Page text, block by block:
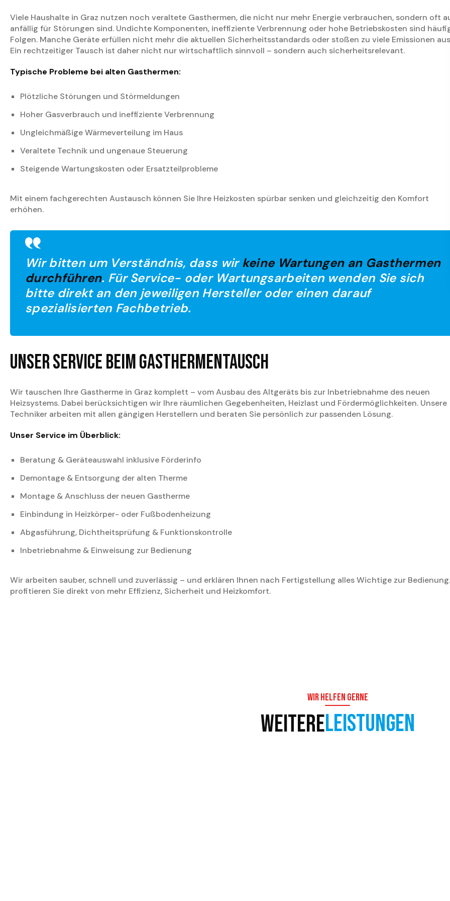
Viele Haushalte in Graz nutzen noch veraltete Gasthermen, die nicht nur mehr Energie verbrauchen, sondern oft
anfällig für Störungen sind. Undichte Komponenten, ineffiziente Verbrennung oder hohe Betriebskosten sind
Folgen. Manche Geräte erfüllen nicht mehr die aktuellen Sicherheitsstandards oder stoßen zu viele Emissionen
Ein rechtzeitiger Tausch ist daher nicht nur wirtschaftlich sinnvoll – sondern auch sicherheitsrelevant.
Typische Probleme bei alten Gasthermen:
Plötzliche Störungen und Störmeldungen
Hoher Gasverbrauch und ineffiziente Verbrennung
Ungleichmäßige Wärmeverteilung im Haus
Veraltete Technik und ungenaue Steuerung
Steigende Wartungskosten oder Ersatzteilprobleme
Mit einem fachgerechten Austausch können Sie Ihre Heizkosten spürbar senken und gleichzeitig den Komfort
erhöhen.
Wir bitten um Verständnis, dass wirkeine Wartungen an Gasthermen
durchführen. Für Service- oder Wartungsarbeiten wenden Sie sich
bitte direkt an den jeweiligen Hersteller oder einen darauf
spezialisierten Fachbetrieb.
Unser Service beim Gasthermentausch
Wir tauschen Ihre Gastherme in Graz komplett – vom Ausbau des Altgeräts bis zur Inbetriebnahme des neuen
Heizsystems. Dabei berücksichtigen wir Ihre räumlichen Gegebenheiten, Heizlast und Fördermöglichkeiten. Unsere
Techniker arbeiten mit allen gängigen Herstellern und beraten Sie persönlich zur passenden Lösung.
Unser Service im Überblick:
Beratung & Geräteauswahl inklusive Förderinfo
Demontage & Entsorgung der alten Therme
Montage & Anschluss der neuen Gastherme
Einbindung in Heizkörper- oder Fußbodenheizung
Abgasführung, Dichtheitsprüfung & Funktionskontrolle
Inbetriebnahme & Einweisung zur Bedienung
Wir arbeiten sauber, schnell und zuverlässig – und erklären Ihnen nach Fertigstellung alles Wichtige zur
profitieren Sie direkt von mehr Effizienz, Sicherheit und Heizkomfort.
Wir helfen gerne
WeitereLeistungen